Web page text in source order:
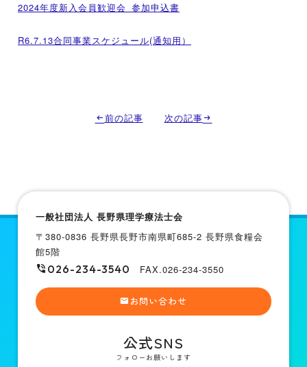
2024年度新入会員歓迎会_参加申込書
R6.7.13合同事業スケジュール(通知用）
前の記事 次の記事
一般社団法人 長野県理学療法士会
〒380-0836 長野県長野市南県町685-2 長野県食糧会
館5階
026-234-3540 FAX.026-234-3550
お問い合わせ
公式SNS
フォローお願いします